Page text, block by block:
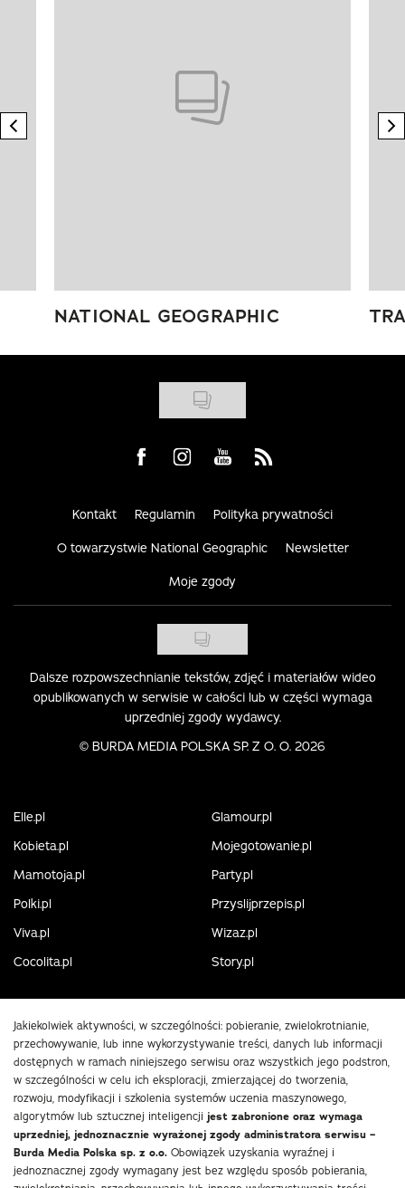
previous element
NATIONAL GEOGRAPHIC
Visit us on Facebook
Visit us on Instagram
Visit us on Youtube
Visit us on Rss
Kontakt Regulamin Polityka prywatności
O towarzystwie National Geographic Newsletter
Moje zgody
Dalsze rozpowszechnianie tekstów, zdjęć i materiałów wideo
opublikowanych w serwisie w całości lub w części wymaga
uprzedniej zgody wydawcy.
© BURDA MEDIA POLSKA SP. Z O. O. 2026
Elle.pl
Glamour.pl
Kobieta.pl
Mojegotowanie.pl
Mamotoja.pl
Party.pl
Polki.pl
Przyslijprzepis.pl
Viva.pl
Wizaz.pl
Cocolita.pl
Story.pl
Jakiekolwiek aktywności, w szczególności: pobieranie, zwielokrotnianie,
przechowywanie, lub inne wykorzystywanie treści, danych lub informacji
dostępnych w ramach niniejszego serwisu oraz wszystkich jego podstron,
w szczególności w celu ich eksploracji, zmierzającej do tworzenia,
rozwoju, modyfikacji i szkolenia systemów uczenia maszynowego,
algorytmów lub sztucznej inteligencji jest zabronione oraz wymaga
uprzedniej, jednoznacznie wyrażonej zgody administratora serwisu –
Burda Media Polska sp. z o.o. Obowiązek uzyskania wyraźnej i
jednoznacznej zgody wymagany jest bez względu sposób pobierania,